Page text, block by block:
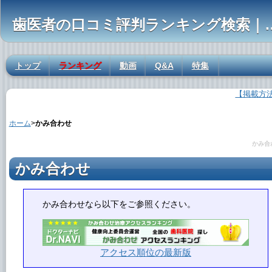
歯医者の口コ
トップ ランキング 動画 Q&A 特集
【掲載方
ホーム>かみ合わせ
かみ合
かみ合わせ
かみ合わせなら以下をご参照ください。
アクセス順位の最新版